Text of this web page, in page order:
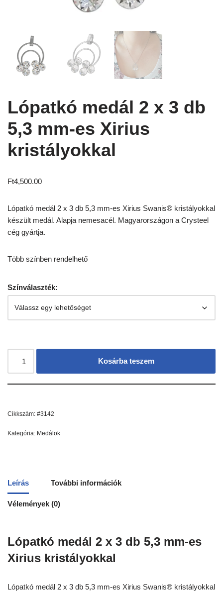
Lópatkó medál 2 x 3 db
5,3 mm-es Xirius
kristályokkal
Ft4,500.00
Lópatkó medál 2 x 3 db 5,3 mm-es Xirius Swanis® kristályokkal
készült medál. Alapja nemesacél. Magyarországon a Crysteel
cég gyártja.
Több színben rendelhető
Színválaszték:
Kosárba teszem
Cikkszám: #3142
Kategória: Medálok
Leírás További információk
Vélemények (0)
Lópatkó medál 2 x 3 db 5,3 mm-es
Xirius kristályokkal
Lópatkó medál 2 x 3 db 5,3 mm-es Xirius Swanis® kristályokkal